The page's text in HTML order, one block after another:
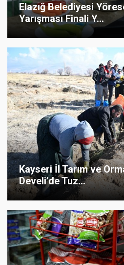
Elazığ Belediyesi
Yarışması Finali Y...
Kayseri İl Tarım ve
Develi’de Tuz...